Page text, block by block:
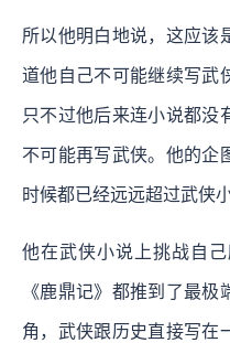
所以他明白地说，这应该
道他自己不可能继续写武
只不过他后来连小说都没
不可能再写武侠。他的企
时候都已经远远超过武侠
他在武侠小说上挑战自
《鹿鼎记》都推到了最
角，武侠跟历史直接写在